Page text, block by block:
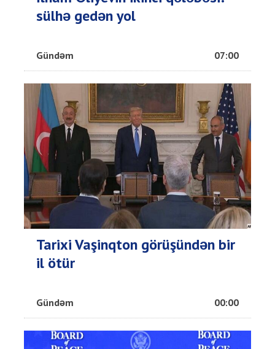
sülhə gedən yol
Gündəm 07:00
Tarixi Vaşinqton görüşündən bir
il ötür
Gündəm 00:00